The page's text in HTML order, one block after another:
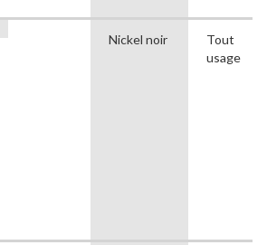
Nickel noir
Tout
usage